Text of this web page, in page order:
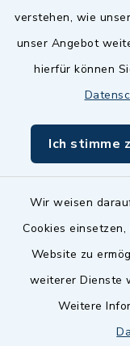
verstehen, wie
unser Angebot
hierfür können
Ich stimme
Wir weisen
Cookies
Website zu
weiterer Dienste
Weitere
Zenngrund
inixmedia